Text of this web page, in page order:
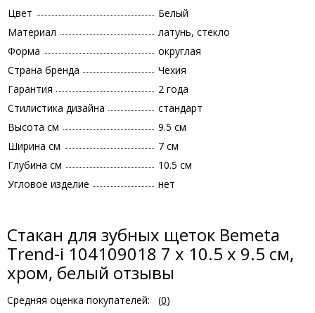
Цвет
Белый
Материал
латунь, стекло
Форма
округлая
Страна бренда
Чехия
Гарантия
2 года
Стилистика дизайна
стандарт
Высота см
9.5 см
Ширина см
7 см
Глубина см
10.5 см
Угловое изделие
нет
Стакан для зубных щеток Bemeta
Trend-i 104109018 7 x 10.5 x 9.5 см,
хром, белый отзывы
Средняя оценка покупателей: (0)